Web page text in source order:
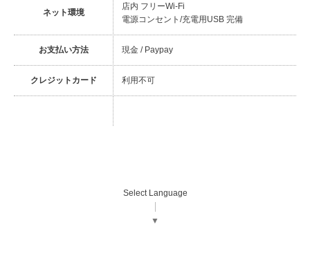
ネット環境
店内 フリーWi-Fi
電源コンセント/充電用USB 完備
お支払い方法 現金 / Paypay
クレジットカード 利用不可
Select Language
▼